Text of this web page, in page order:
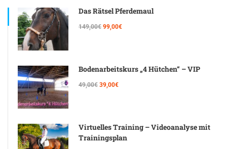
Das Rätsel Pferdemaul
149,00€ 99,00€
Bodenarbeitskurs „4 Hütchen“ – VIP
49,00€ 39,00€
Virtuelles Training – Videoanalyse mit
Trainingsplan